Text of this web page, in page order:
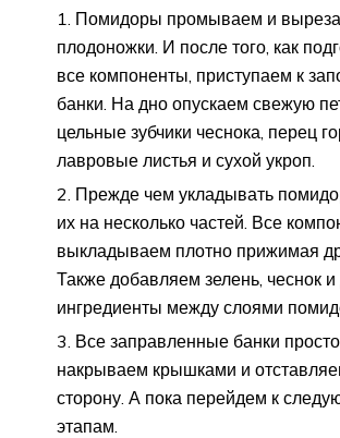
Помидоры промываем и
плодоножки. И после того, как
все компоненты, приступаем к
банки. На дно опускаем свежую
цельные зубчики чеснока, перец
лавровые листья и сухой укроп.
Прежде чем укладывать
их на несколько частей. Все
выкладываем плотно прижимая
Также добавляем зелень, чеснок и
ингредиенты между слоями
Все заправленные банки просто
накрываем крышками и
сторону. А пока перейдем к
этапам.